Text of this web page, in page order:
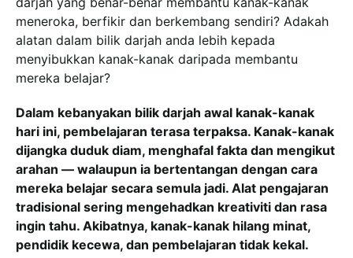
meneroka, berfikir dan berkembang sendiri? Adakah
alatan dalam bilik darjah anda lebih kepada
menyibukkan kanak-kanak daripada membantu
mereka belajar?
Dalam kebanyakan bilik darjah awal kanak-kanak
hari ini, pembelajaran terasa terpaksa. Kanak-kanak
dijangka duduk diam, menghafal fakta dan mengikut
arahan — walaupun ia bertentangan dengan cara
mereka belajar secara semula jadi. Alat pengajaran
tradisional sering mengehadkan kreativiti dan rasa
ingin tahu. Akibatnya, kanak-kanak hilang minat,
pendidik kecewa, dan pembelajaran tidak kekal.